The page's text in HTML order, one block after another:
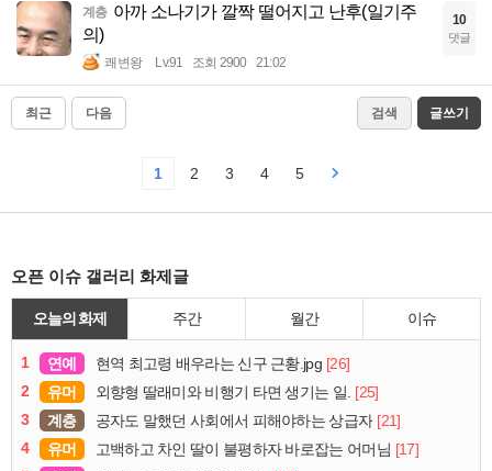
계층 아까 소나기가 깔짝 떨어지고 난후(일기주
의)
쾌변왕 Lv.91 조회 2900 21:02
10
댓글
최근 다음 검색 글쓰기
1 2 3 4 5
오픈 이슈 갤러리 화제글
오늘의 화제 주간 월간 이슈
1 연예 현역 최고령 배우라는 신구 근황.jpg [26]
2
유머 외향형 딸래미와 비행기 타면 생기는 일. [25]
3
계층 공자도 말했던 사회에서 피해야하는 상급자 [21]
4
유머 고백하고 차인 딸이 불평하자 바로잡는 어머님 [17]